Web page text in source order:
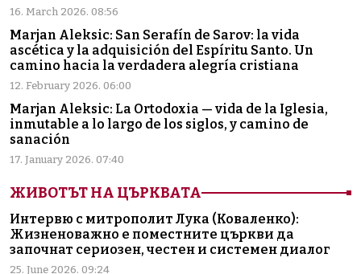
16. March 2026. 08:56
Marjan Aleksic: San Serafín de Sarov: la vida
ascética y la adquisición del Espíritu Santo. Un
camino hacia la verdadera alegría cristiana
12. February 2026. 06:00
Marjan Aleksic: La Ortodoxia — vida de la Iglesia,
inmutable a lo largo de los siglos, y camino de
sanación
17. January 2026. 07:40
ЖИВОТЪТ НА ЦЪРКВАТА
Интервю с митрополит Лука (Коваленко):
Жизненоважно е поместните църкви да
започнат сериозен, честен и системен диалог
25. June 2026. 09:24